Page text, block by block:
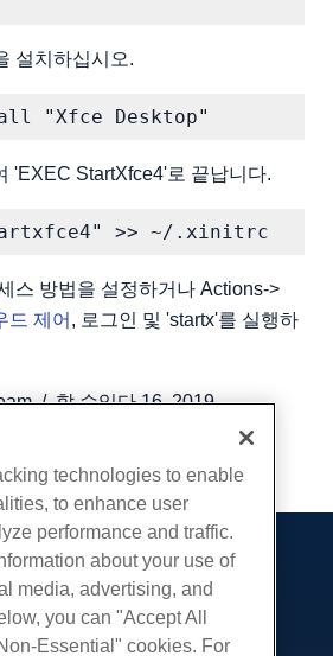
설치하십시오.
'EXEC StartXfce4'로 끝납니다.
스 방법을 설정하거나 Actions->
드 제어 , 로그인 및 'startx'를 실행하
/할 수있다 16, 2019
technologies to enable
to enhance user
performance and traffic.
about your use of
media, advertising, and
you can "Accept All
Essential" cookies. For